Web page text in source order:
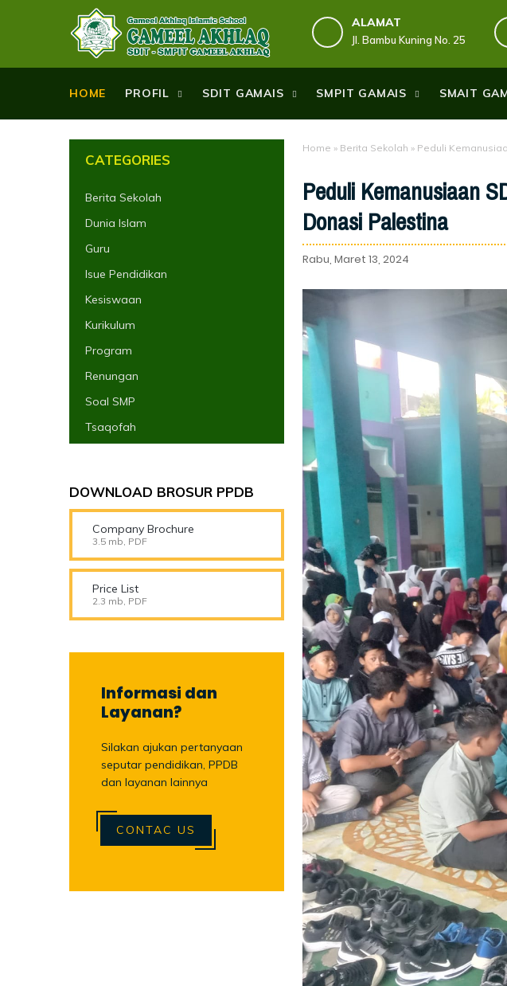
ALAMAT
Jl. Bambu Kuning No. 25
HOME PROFIL SDIT GAMAIS SMPIT GAMAIS SMAIT
Home » Berita Sekolah » Peduli
Peduli Kemanusiaan
Donasi Palestina
Rabu, Maret 13, 2024
CATEGORIES
Berita Sekolah
Dunia Islam
Guru
Isue Pendidikan
Kesiswaan
Kurikulum
Program
Renungan
Soal SMP
Tsaqofah
DOWNLOAD BROSUR PPDB
Company Brochure
3.5 mb, PDF
Price List
2.3 mb, PDF
Informasi dan
Layanan?
Silakan ajukan pertanyaan
seputar pendidikan, PPDB
dan layanan lainnya
CONTAC US